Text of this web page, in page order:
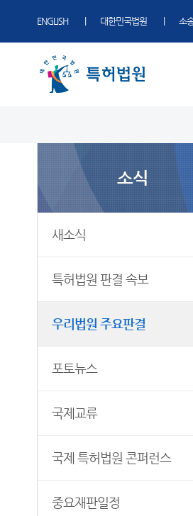
ENGLISH 대한민국법원 소
조직 및 전화번호
국제재판부
특허법원 판결 속보
우리법원 주요판결
국제 특허법원 콘퍼런스
연구회 자료실
자주묻는질문
재판기록열람복사예약
판결자료실
특허법원 연도별 사건통
판결서 인터넷열람
각급법원안내
부조리 신고센터
찾아가는 특허교실
소식
새소식
특허법원 판결 속보
우리법원 주요판결
포토뉴스
국제교류
국제 특허법원 콘퍼런스
중요재판일정